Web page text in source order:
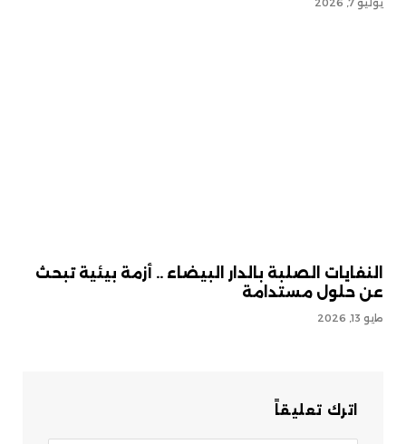
يوليو 7, 2026
النفايات الصلبة بالدار البيضاء .. أزمة بيئية تبحث
عن حلول مستدامة
مايو 13, 2026
اترك تعليقاً